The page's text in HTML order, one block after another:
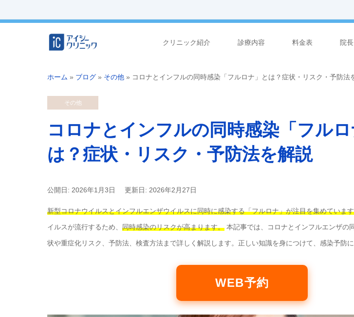
クリニック紹介 診療内容 料金表 院
ホーム » ブログ » その他 » コロナとインフルの同時感染「フルロナ」とは？症状・リスク・予防法
その他
コロナとインフルの同時感染「フルロ
は？症状・リスク・予防法を解説
公開日: 2026年1月3日 更新日: 2026年2月27日
新型コロナウイルスとインフルエンザウイルスに同時に感染する「フルロナ」が注目を集めていま
イルスが流行するため、 同時感染のリスクが高まります。 本記事では、コロナとインフルエンザの
状や重症化リスク、予防法、検査方法まで詳しく解説します。正しい知識を身につけて、感染予防に
WEB予約